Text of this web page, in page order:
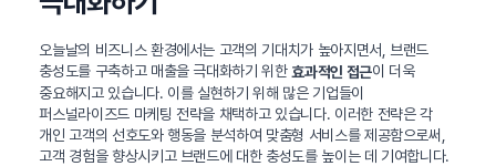
오늘날의 비즈니스 환경에서는 고객의 기대치가 높아지면서, 브랜드
충성도를 구축하고 매출을 극대화하기 위한효과적인 접근이 더욱
중요해지고 있습니다. 이를 실현하기 위해 많은 기업들이
퍼스널라이즈드 마케팅 전략을 채택하고 있습니다. 이러한 전략은 각
개인 고객의 선호도와 행동을 분석하여 맞춤형 서비스를 제공함으로써,
고객 경험을 향상시키고 브랜드에 대한 충성도를 높이는 데 기여합니다.